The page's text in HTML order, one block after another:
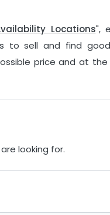
Locations",
to sell and find
price and at
looking for.